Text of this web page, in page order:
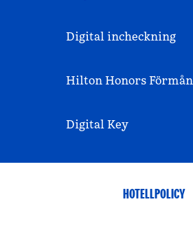
Digital incheckning
Hilton Honors
Digital Key
HOTELLPOLICY